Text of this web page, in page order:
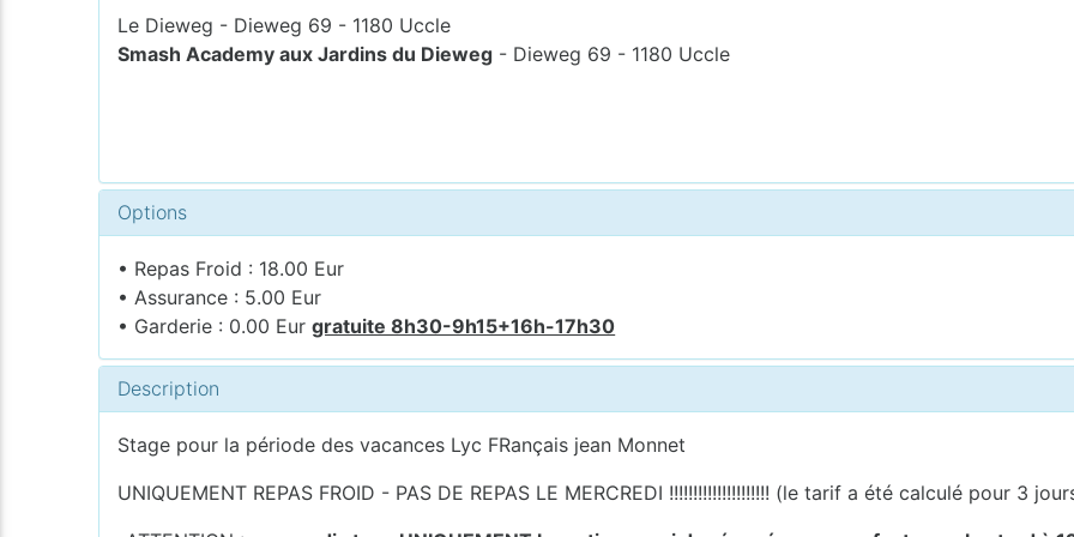
Le Dieweg - Dieweg 69 - 1180 Uccle
Smash Academy aux Jardins du Dieweg - Dieweg 69 - 1180 Uccle
Options
• Repas Froid : 18.00 Eur
• Assurance : 5.00 Eur
• Garderie : 0.00 Eurgratuite 8h30-9h15+16h-17h30
Description
Stage pour la période des vacances Lyc FRançais jean Monnet
UNIQUEMENT REPAS FROID - PAS DE REPAS LE MERCREDI !!!!!!!!!!!!!!!!!!!!! (le tarif a été calculé pour 3